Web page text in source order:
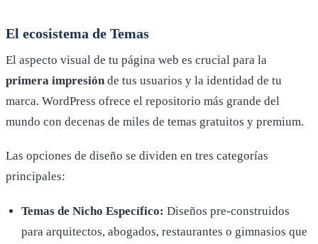
El ecosistema de Temas
El aspecto visual de tu página web es crucial para la
primera impresión de tus usuarios y la identidad de tu
marca. WordPress ofrece el repositorio más grande del
mundo con decenas de miles de temas gratuitos y premium.
Las opciones de diseño se dividen en tres categorías
principales:
Temas de Nicho Específico: Diseños pre-construidos
para arquitectos, abogados, restaurantes o gimnasios que